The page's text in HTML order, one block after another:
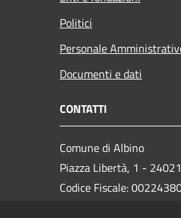
Politici
Personale
Documenti e dati
CONTATTI
Comune di Albino
Piazza Libertà, 1 -
Codice Fiscale: